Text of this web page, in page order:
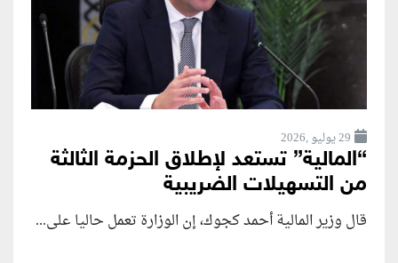
29 يوليو ,2026
“المالية” تستعد لإطلاق الحزمة الثالثة
من التسهيلات الضريبية
قال وزير المالية أحمد كجوك، إن الوزارة تعمل حاليا على...